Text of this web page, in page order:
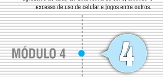
excesso de uso de celular e jogos entre outros.